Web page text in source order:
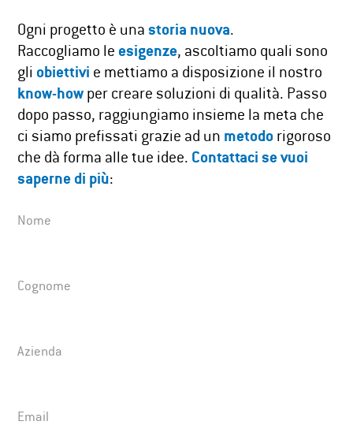
Ogni progetto è una storia nuova.
Raccogliamo le esigenze, ascoltiamo quali sono
gli obiettivi e mettiamo a disposizione il nostro
know-how per creare soluzioni di qualità. Passo
dopo passo, raggiungiamo insieme la meta che
ci siamo prefissati grazie ad un metodo rigoroso
che dà forma alle tue idee. Contattaci se vuoi
saperne di più:
Nome
Cognome
Azienda
Email